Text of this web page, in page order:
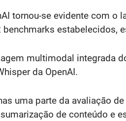
tornou-se evidente com
benchmarks estabelecidos,
multimodal integrada
da OpenAI.
uma parte da avaliação
de conteúdo e